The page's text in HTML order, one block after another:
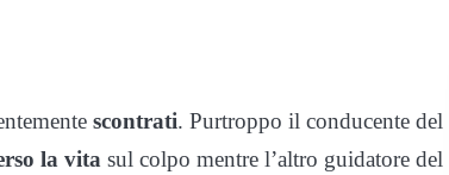
scontrati. Purtroppo il conducente del
la vita sul colpo mentre l’altro guidatore del